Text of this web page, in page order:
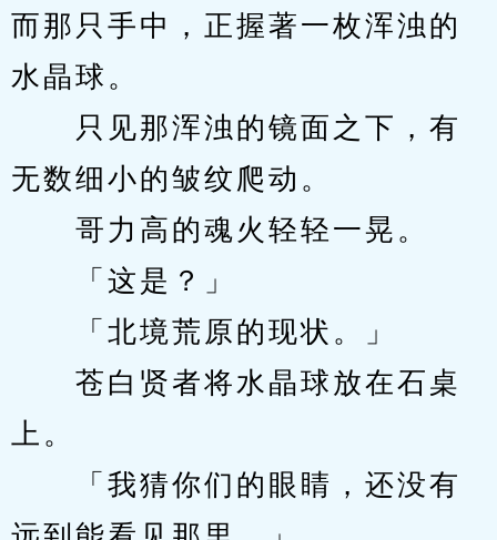
而那只手中，正握著一枚浑浊的
水晶球。
只见那浑浊的镜面之下，有
无数细小的皱纹爬动。
哥力高的魂火轻轻一晃。
「这是？」
「北境荒原的现状。」
苍白贤者将水晶球放在石桌
上。
「我猜你们的眼睛，还没有